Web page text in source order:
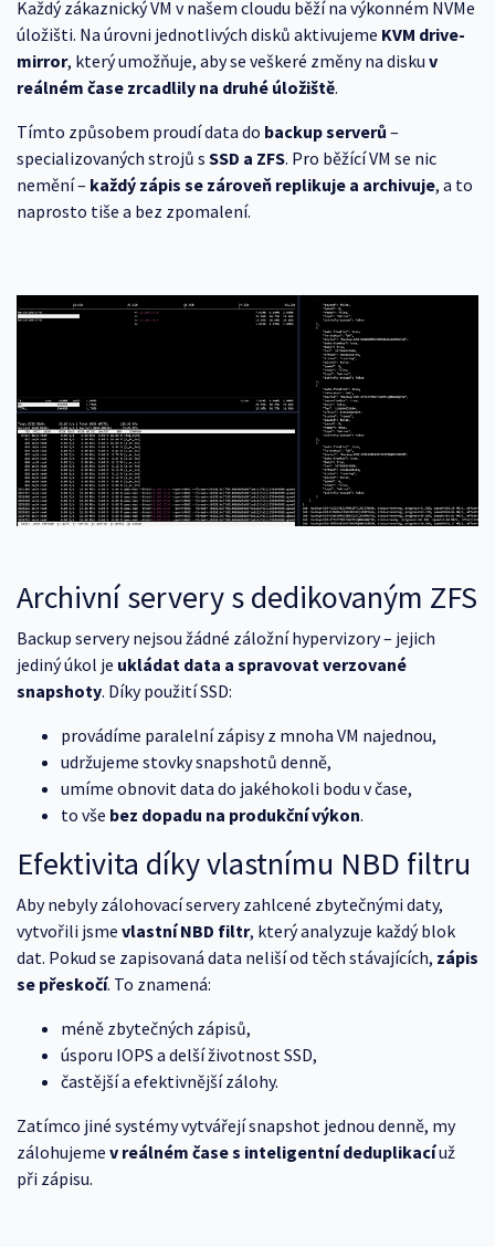
Každý zákaznický VM v našem cloudu běží na výkonném NVMe
úložišti. Na úrovni jednotlivých disků aktivujeme KVM drive-
mirror, který umožňuje, aby se veškeré změny na disku v
reálném čase zrcadlily na druhé úložiště.
Tímto způsobem proudí data do backup serverů –
specializovaných strojů s SSD a ZFS. Pro běžící VM se nic
nemění – každý zápis se zároveň replikuje a archivuje, a to
naprosto tiše a bez zpomalení.
Archivní servery s dedikovaným ZFS
Backup servery nejsou žádné záložní hypervizory – jejich
jediný úkol je ukládat data a spravovat verzované
snapshoty. Díky použití SSD:
provádíme paralelní zápisy z mnoha VM najednou,
udržujeme stovky snapshotů denně,
umíme obnovit data do jakéhokoli bodu v čase,
to vše bez dopadu na produkční výkon.
Efektivita díky vlastnímu NBD filtru
Aby nebyly zálohovací servery zahlcené zbytečnými daty,
vytvořili jsme vlastní NBD filtr, který analyzuje každý blok
dat. Pokud se zapisovaná data neliší od těch stávajících, zápis
se přeskočí. To znamená:
méně zbytečných zápisů,
úsporu IOPS a delší životnost SSD,
častější a efektivnější zálohy.
Zatímco jiné systémy vytvářejí snapshot jednou denně, my
zálohujeme v reálném čase s inteligentní deduplikacíuž
při zápisu.